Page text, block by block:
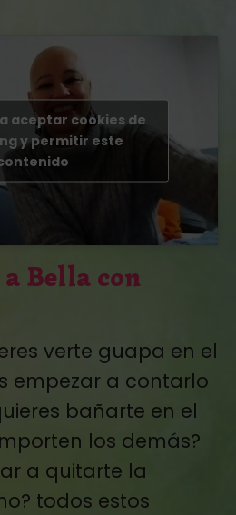
aceptar cookies de
y permitir este
Bella con
verte guapa en el
empezar a contarlo
bañarte en el
los demás?
a quitarte la
todos estos